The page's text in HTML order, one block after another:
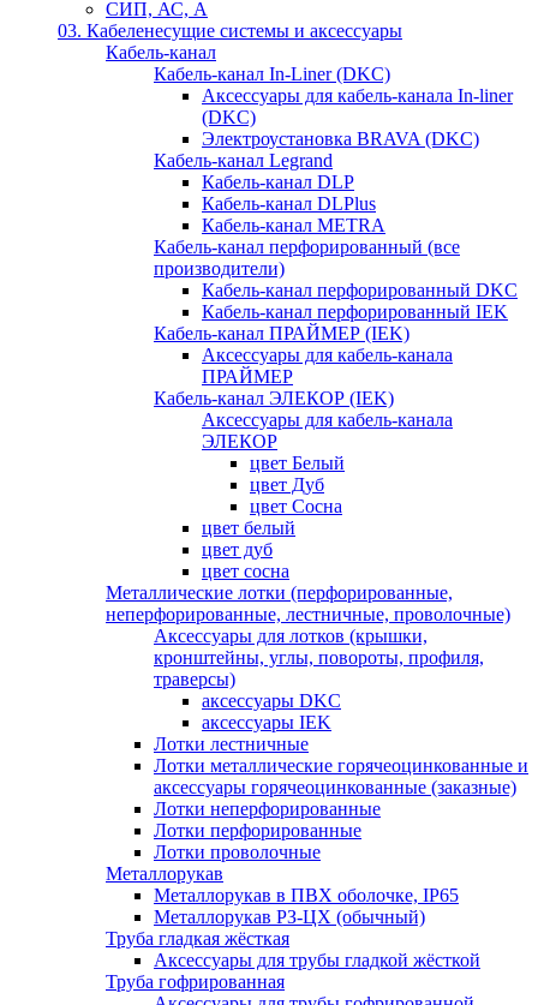
СИП, АС, А
03. Кабеленесущие системы и аксессуары
Кабель-канал
Кабель-канал In-Liner (DKC)
Аксессуары для кабель-канала In-liner
(DKC)
Электроустановка BRAVA (DKC)
Кабель-канал Legrand
Кабель-канал DLP
Кабель-канал DLPlus
Кабель-канал METRA
Кабель-канал перфорированный (все
производители)
Кабель-канал перфорированный DKC
Кабель-канал перфорированный IEK
Кабель-канал ПРАЙМЕР (IEK)
Аксессуары для кабель-канала
ПРАЙМЕР
Кабель-канал ЭЛЕКОР (IEK)
Аксессуары для кабель-канала
ЭЛЕКОР
цвет Белый
цвет Дуб
цвет Сосна
цвет белый
цвет дуб
цвет сосна
Металлические лотки (перфорированные,
неперфорированные, лестничные, проволочные)
Аксессуары для лотков (крышки,
кронштейны, углы, повороты, профиля,
траверсы)
аксессуары DKC
аксессуары IEK
Лотки лестничные
Лотки металлические горячеоцинкованные и
аксессуары горячеоцинкованные (заказные)
Лотки неперфорированные
Лотки перфорированные
Лотки проволочные
Металлорукав
Металлорукав в ПВХ оболочке, IP65
Металлорукав РЗ-ЦХ (обычный)
Труба гладкая жёсткая
Аксессуары для трубы гладкой жёсткой
Труба гофрированная